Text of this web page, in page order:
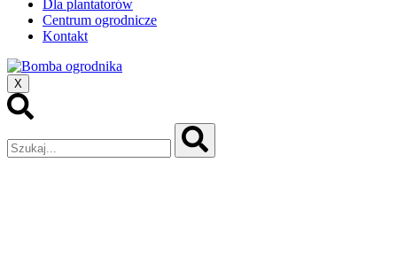
Dla plantatorów
Centrum ogrodnicze
Kontakt
X